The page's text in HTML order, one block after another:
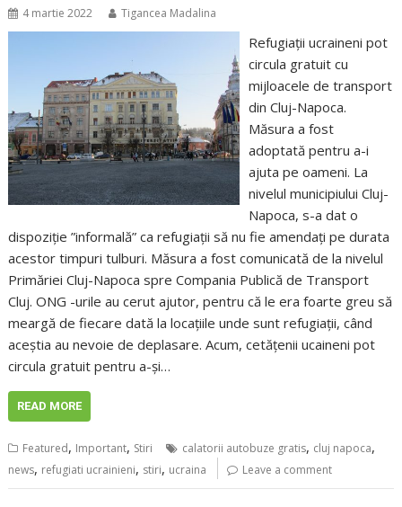
4 martie 2022 Tigancea Madalina
Refugiații ucraineni pot
circula gratuit cu
mijloacele de transport
din Cluj-Napoca.
Măsura a fost
adoptată pentru a-i
ajuta pe oameni. La
nivelul municipiului Cluj-
Napoca, s-a dat o
dispoziție ”informală” ca refugiații să nu fie amendați pe durata
acestor timpuri tulburi. Măsura a fost comunicată de la nivelul
Primăriei Cluj-Napoca spre Compania Publică de Transport
Cluj. ONG -urile au cerut ajutor, pentru că le era foarte greu să
meargă de fiecare dată la locațiile unde sunt refugiații, când
aceștia au nevoie de deplasare. Acum, cetățenii ucaineni pot
circula gratuit pentru a-și…
READ MORE
Featured, Important, Stiri calatorii autobuze gratis, cluj napoca,
news, refugiati ucrainieni, stiri, ucraina Leave a comment